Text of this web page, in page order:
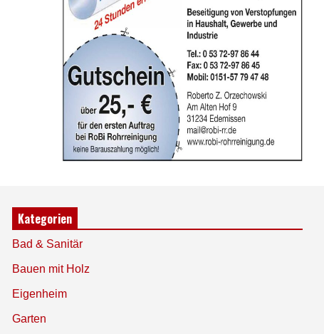
Kategorien
Bad & Sanitär
Bauen mit Holz
Eigenheim
Garten